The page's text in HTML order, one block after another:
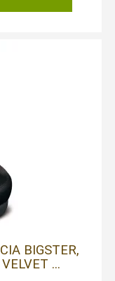
BIGSTER,
...